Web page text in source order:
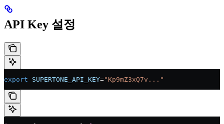
API Key 설정
export SUPERTONE_API_KEY="Kp9mZ3xQ7v..."